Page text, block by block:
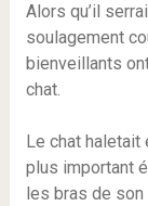
Alors qu’il
soulagement
bienveillants
chat.
Le chat
plus important
les bras de son